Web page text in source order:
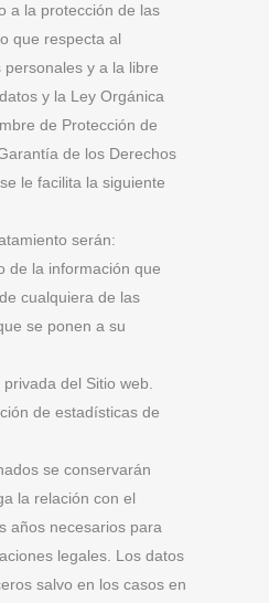
a la protección de las
que respecta al
y a la libre
y la Ley Orgánica
de Protección de
de los Derechos
le facilita la siguiente
serán:
de la información que
cualquiera de las
se ponen a su
del Sitio web.
de estadísticas de
se conservarán
la relación con el
años necesarios para
legales. Los datos
salvo en los casos en